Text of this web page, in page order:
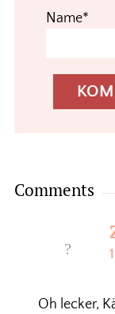
Name*
Comments
Oh lecker,